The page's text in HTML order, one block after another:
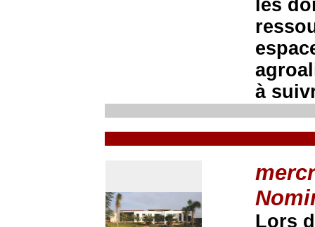
les
à
Lors